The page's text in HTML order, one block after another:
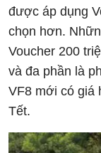
được áp dụng
chọn hơn.
Voucher 200
và đa phần là
VF8 mới có giá
Tết.